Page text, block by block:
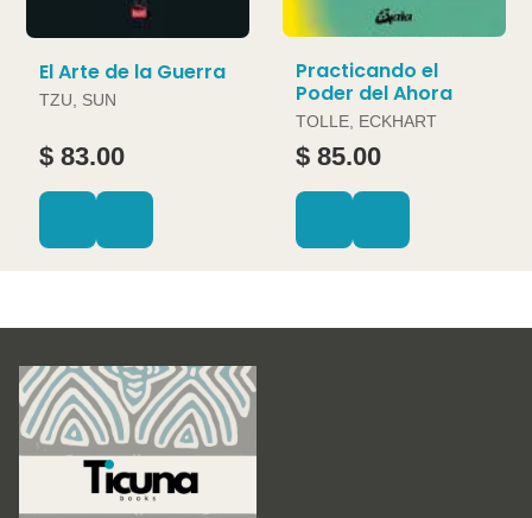
El Arte de la Guerra
TZU, SUN
$ 83.00
Practicando el
Poder del Ahora
TOLLE, ECKHART
$ 85.00